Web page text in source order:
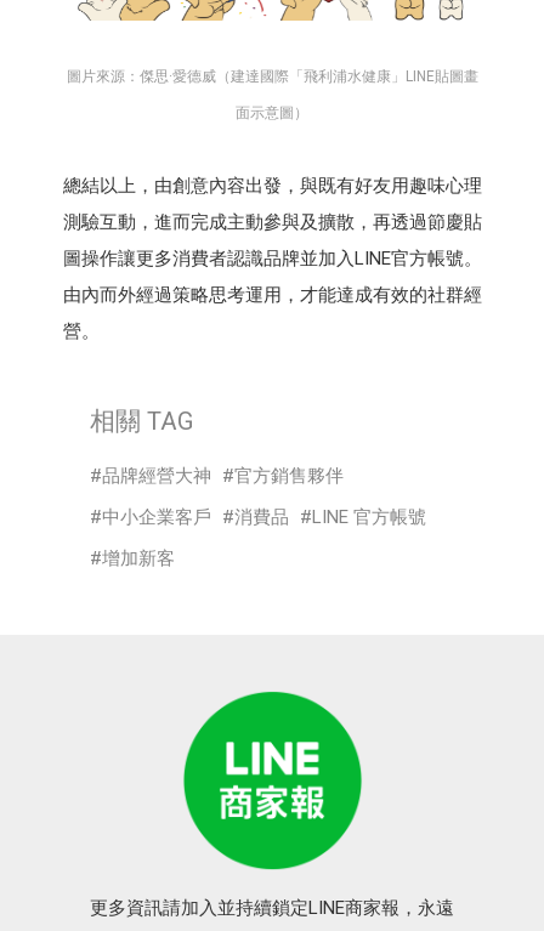
圖片來源：傑思·愛德威（建達國際「飛利浦水健康」LINE貼圖畫
面示意圖）
總結以上，由創意內容出發，與既有好友用趣味心理
測驗互動，進而完成主動參與及擴散，再透過節慶貼
圖操作讓更多消費者認識品牌並加入LINE官方帳號。
由內而外經過策略思考運用，才能達成有效的社群經
營。
相關 TAG
品牌經營大神
官方銷售夥伴
中小企業客戶
消費品
LINE 官方帳號
增加新客
更多資訊請加入並持續鎖定LINE商家報，永遠